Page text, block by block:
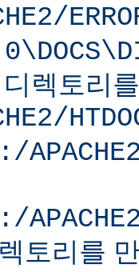
렉토리를
토리를